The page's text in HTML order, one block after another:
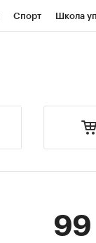
Спорт Школа